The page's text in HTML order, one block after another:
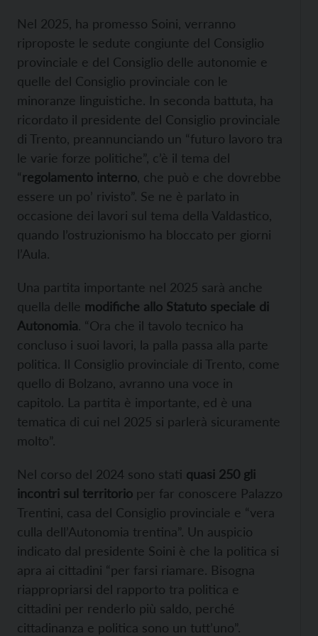
Nel 2025, ha promesso Soini, verranno
riproposte le sedute congiunte del Consiglio
provinciale e del Consiglio delle autonomie e
quelle del Consiglio provinciale con le
minoranze linguistiche. In seconda battuta, ha
ricordato il presidente del Consiglio provinciale
di Trento, preannunciando un “futuro lavoro tra
le varie forze politiche”, c’è il tema del
“regolamento interno , che può e che dovrebbe
essere un po’ rivisto”. Se ne è parlato in
occasione dei lavori sul tema della Valdastico,
quando l’ostruzionismo ha bloccato per giorni
l’Aula.
Una partita importante nel 2025 sarà anche
quella delle modifiche allo Statuto speciale di
Autonomia. “Ora che il tavolo tecnico ha
concluso i suoi lavori, la palla passa alla parte
politica. Il Consiglio provinciale di Trento, come
quello di Bolzano, avranno una voce in
capitolo. La partita è importante, ed è una
tematica di cui nel 2025 si parlerà sicuramente
molto”.
Nel corso del 2024 sono stati quasi 250 gli
incontri sul territorio per far conoscere Palazzo
Trentini, casa del Consiglio provinciale e “vera
culla dell’Autonomia trentina”. Un auspicio
indicato dal presidente Soini è che la politica si
apra ai cittadini “per farsi riamare. Bisogna
riappropriarsi del rapporto tra politica e
cittadini per renderlo più saldo, perché
cittadinanza e politica sono un tutt’uno”.